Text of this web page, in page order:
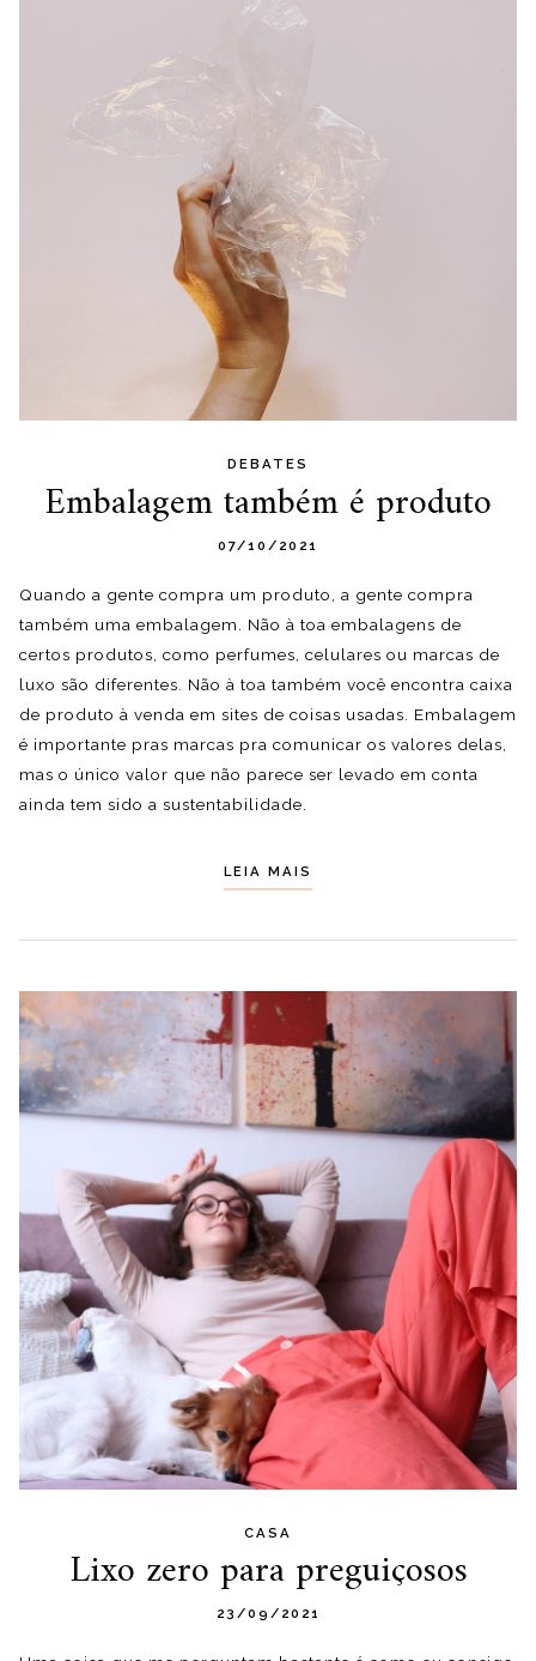
DEBATES
Embalagem também é produto
07/10/2021
Quando a gente compra um produto, a gente compra
também uma embalagem. Não à toa embalagens de
certos produtos, como perfumes, celulares ou marcas de
luxo são diferentes. Não à toa também você encontra caixa
de produto à venda em sites de coisas usadas. Embalagem
é importante pras marcas pra comunicar os valores delas,
mas o único valor que não parece ser levado em conta
ainda tem sido a sustentabilidade.
LEIA MAIS
CASA
Lixo zero para preguiçosos
23/09/2021